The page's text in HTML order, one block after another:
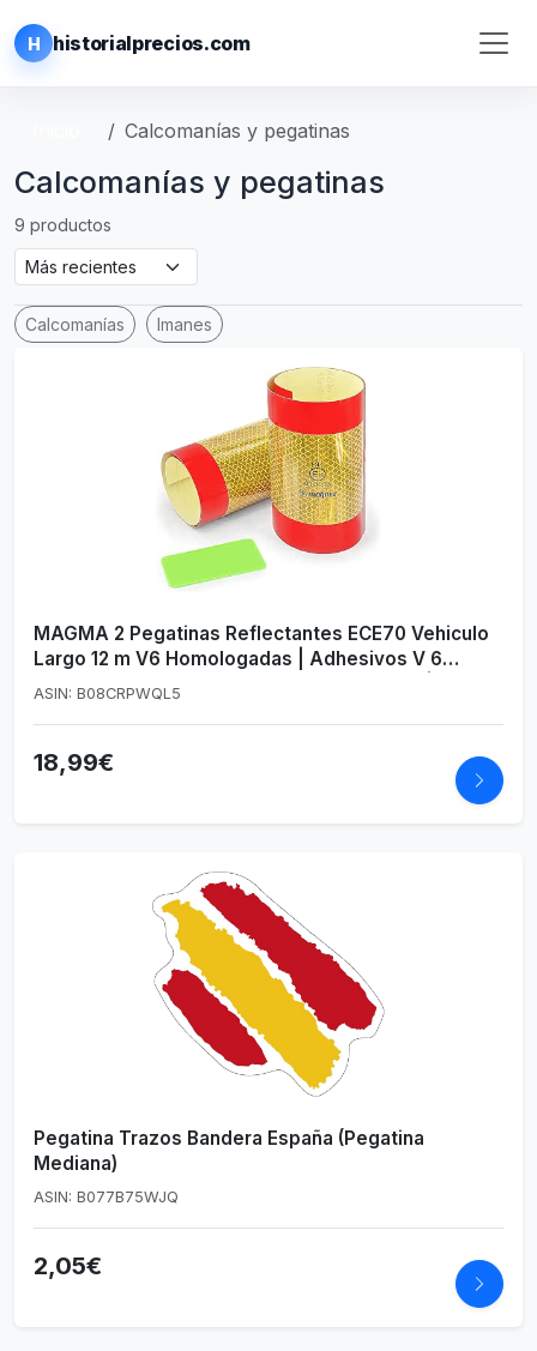
H historialprecios.com
Calcomanías y pegatinas
Calcomanías y pegatinas
9 productos
Calcomanías Imanes
MAGMA 2 Pegatinas Reflectantes ECE70 Vehiculo
Largo 12 m V6 Homologadas | Adhesivos V 6
Camion Caravana Remolque Autocaravana | Panel
ASIN: B08CRPWQL5
18,99€
Pegatina Trazos Bandera España (Pegatina
Mediana)
ASIN: B077B75WJQ
2,05€